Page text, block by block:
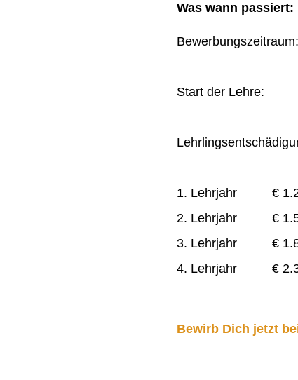
Was wann passiert:
Start der
1. Lehrjahr €
2. Lehrjahr €
3. Lehrjahr €
4. Lehrjahr €
Bewirb Dich jetzt